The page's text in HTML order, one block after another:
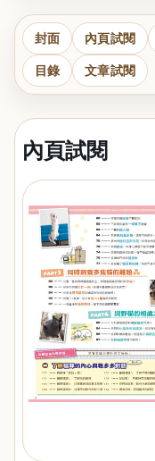
封面 內頁試閱
目錄 文章試閱
內頁試閱
‹